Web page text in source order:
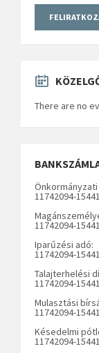
There are no
11742094-
11742094-
Iparűzési adó:
11742094-
Talajterhelési
11742094-
Mulasztási
11742094-
Késedelmi
11742094-